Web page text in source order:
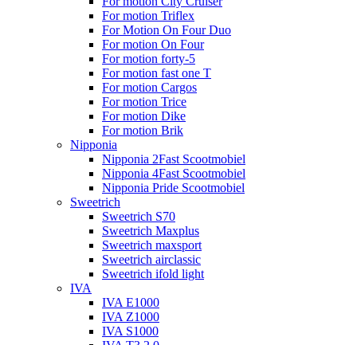
For motion Triflex
For Motion On Four Duo
For motion On Four
For motion forty-5
For motion fast one T
For motion Cargos
For motion Trice
For motion Dike
For motion Brik
Nipponia
Nipponia 2Fast Scootmobiel
Nipponia 4Fast Scootmobiel
Nipponia Pride Scootmobiel
Sweetrich
Sweetrich S70
Sweetrich Maxplus
Sweetrich maxsport
Sweetrich airclassic
Sweetrich ifold light
IVA
IVA E1000
IVA Z1000
IVA S1000